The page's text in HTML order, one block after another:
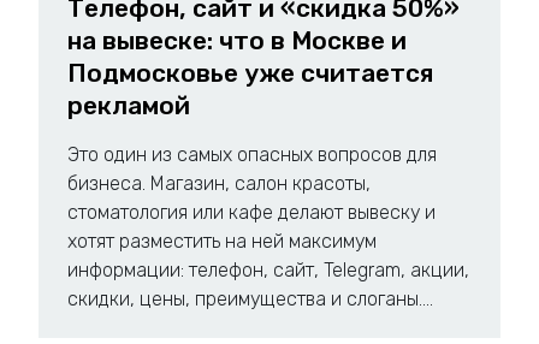
Телефон, сайт и «скидка 50%»
на вывеске: что в Москве и
Подмосковье уже считается
рекламой
Это один из самых опасных вопросов для
бизнеса. Магазин, салон красоты,
стоматология или кафе делают вывеску и
хотят разместить на ней максимум
информации: телефон, сайт, Telegram, акции,
скидки, цены, преимущества и слоганы....